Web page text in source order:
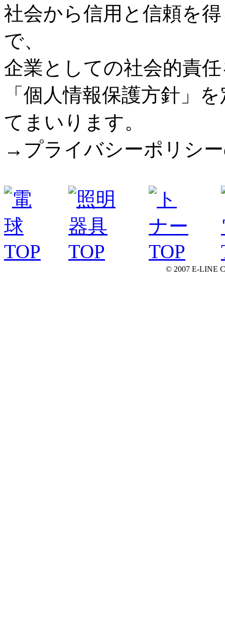
社会から信用と信頼を
で、
企業としての社会的責
「個人情報保護方針」
てまいります。
→プライバシーポリシ
© 2007 E-LINE